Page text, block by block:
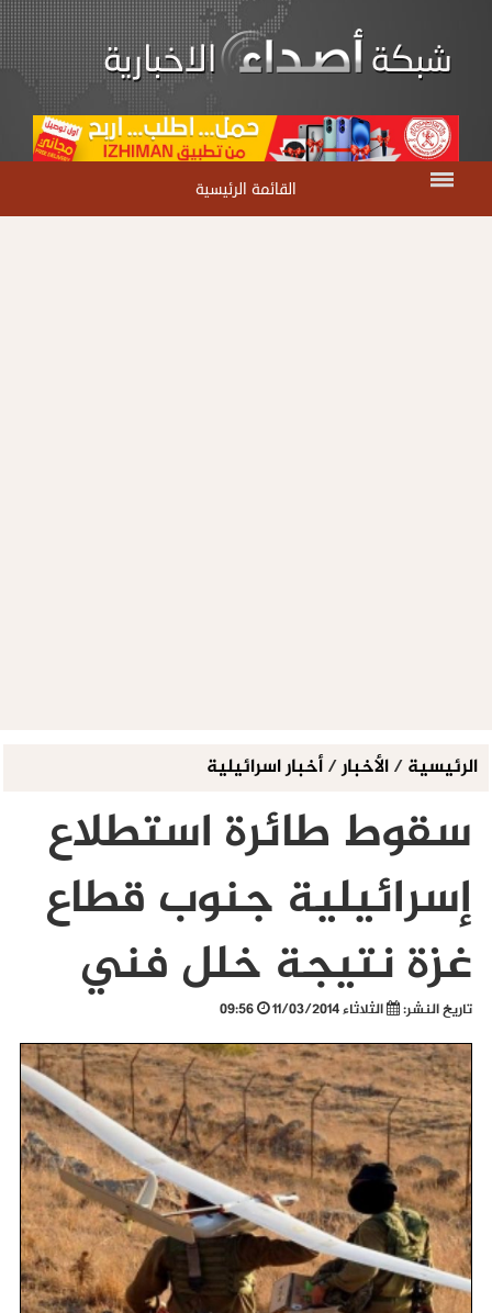
القائمة الرئيسية
الرئيسية/الأخبار/أخبار اسرائيلية
سقوط طائرة استطلاع
إسرائيلية جنوب قطاع
غزة نتيجة خلل فني
تاريخ النشر: الثلاثاء 11/03/2014